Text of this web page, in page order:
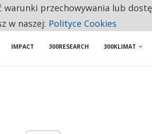
DWA PODMIOTY Z POLSKI
IMPACT 300RESEARCH 300KLIMAT
warunki przechowywania lub
w naszej: Polityce Cookies